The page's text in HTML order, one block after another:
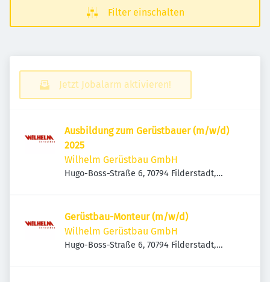
Filter einschalten
Jetzt Jobalarm aktivieren!
Ausbildung zum Gerüstbauer (m/w/d)
2025
Wilhelm Gerüstbau GmbH
Hugo-Boss-Straße 6, 70794 Filderstadt,
Gerüstbau-Monteur (m/w/d)
Wilhelm Gerüstbau GmbH
Hugo-Boss-Straße 6, 70794 Filderstadt,